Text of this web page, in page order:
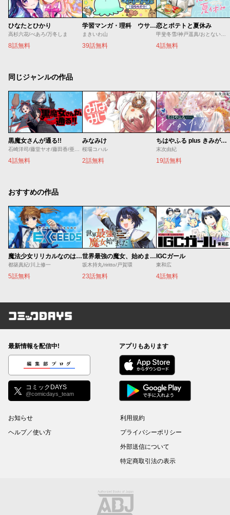
ひなたとひかり
高杉六花/べあろ/万冬しま
8話無料
学習マンガ・理科 ウサウサ！
まきいわ山
39話無料
恋とポテトと夏休み
4話無料
同じジャンルの作品
黒魔女さんが通る!!
石崎洋司/藤堂ヤオ/藤田香/亜沙美
4話無料
みなみけ
桜場コハル
2話無料
ちはやふる plus きみがため
末次由紀
19話無料
おすすめの作品
魔法少女リリカルなのは EXCEEDS
都築真紀/川上修一
5話無料
世界最強の魔女、始めました ～私だけ『攻略サイト』を見れる世界で自由に生きます～
坂木持丸/riritto/戸賀環
23話無料
IGCガール
東和広
4話無料
コミックDAYS
最新情報を配信中!
編集部ブログ
コミックDAYS
@comicdays_team
アプリもあります
お知らせ
ヘルプ／使い方
利用規約
プライバシーポリシー
外部送信について
特定商取引法の表示